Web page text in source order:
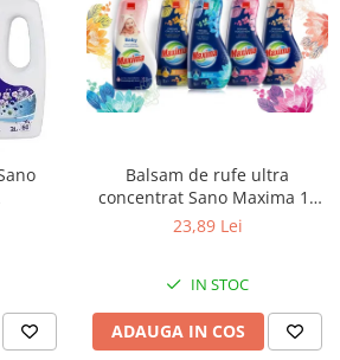
Balsam de rufe ultra
concentrat Sano Maxima 1L
(50sp)
23,89 Lei
IN STOC
ADAUGA IN COS